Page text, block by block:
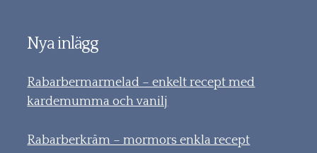
Nya inlägg
Rabarbermarmelad – enkelt recept med
kardemumma och vanilj
Rabarberkräm – mormors enkla recept